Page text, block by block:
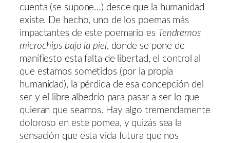
cuenta (se supone…) desde que la humanidad
existe. De hecho, uno de los poemas más
impactantes de este poemario es Tendremos
microchips bajo la piel, donde se pone de
manifiesto esta falta de libertad, el control al
que estamos sometidos (por la propia
humanidad), la pérdida de esa concepción del
ser y el libre albedrío para pasar a ser lo que
quieran que seamos. Hay algo tremendamente
doloroso en este pomea, y quizás sea la
sensación que esta vida futura que nos